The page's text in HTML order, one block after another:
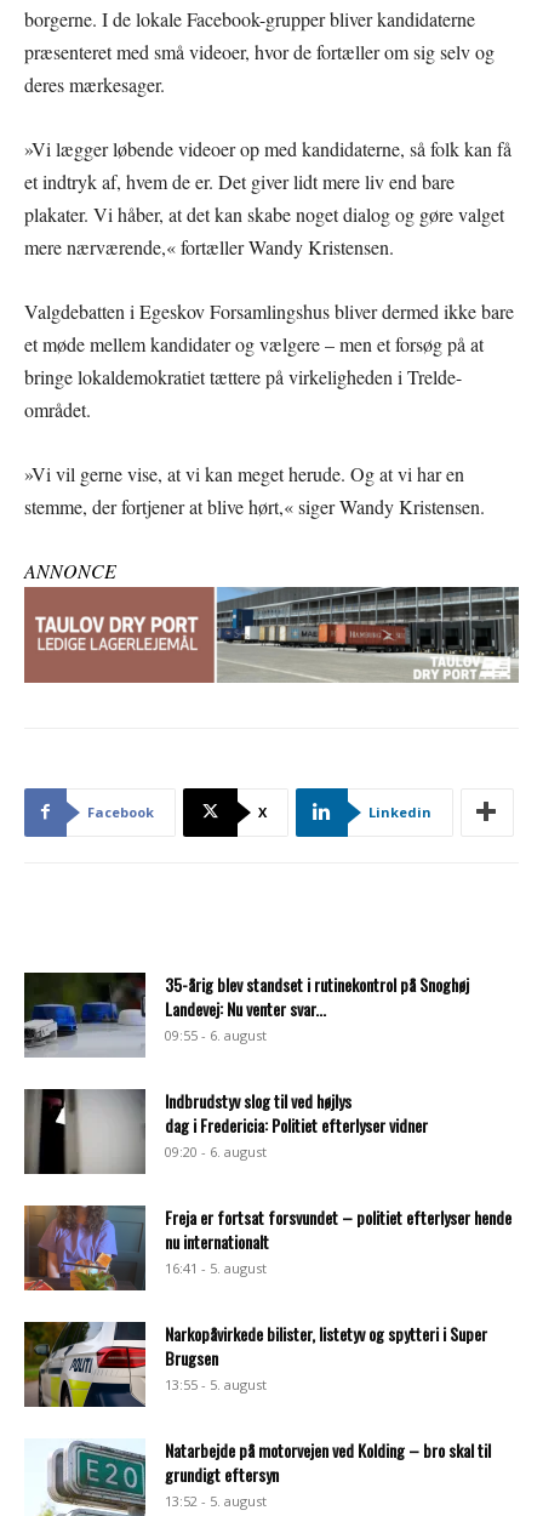
borgerne. I de lokale Facebook-grupper bliver kandidaterne
præsenteret med små videoer, hvor de fortæller om sig selv og
deres mærkesager.
»Vi lægger løbende videoer op med kandidaterne, så folk kan få
et indtryk af, hvem de er. Det giver lidt mere liv end bare
plakater. Vi håber, at det kan skabe noget dialog og gøre valget
mere nærværende,« fortæller Wandy Kristensen.
Valgdebatten i Egeskov Forsamlingshus bliver dermed ikke bare
et møde mellem kandidater og vælgere – men et forsøg på at
bringe lokaldemokratiet tættere på virkeligheden i Trelde-
området.
»Vi vil gerne vise, at vi kan meget herude. Og at vi har en
stemme, der fortjener at blive hørt,« siger Wandy Kristensen.
ANNONCE
Facebook X Linkedin
35-årig blev standset i rutinekontrol på Snoghøj
Landevej: Nu venter svar...
09:55 - 6. august
Indbrudstyv slog til ved højlys
dag i Fredericia: Politiet efterlyser vidner
09:20 - 6. august
Freja er fortsat forsvundet – politiet efterlyser hende
nu internationalt
16:41 - 5. august
Narkopåvirkede bilister, listetyv og spytteri i Super
Brugsen
13:55 - 5. august
Natarbejde på motorvejen ved Kolding – bro skal til
grundigt eftersyn
13:52 - 5. august